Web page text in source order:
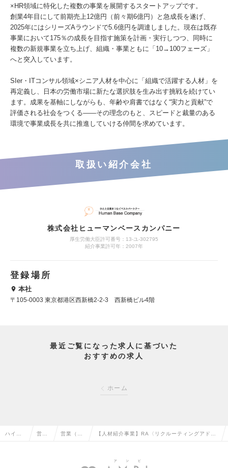
×HR領域に特化した複数の事業を展開するスタートアップです。
創業4年目にして前期売上12億円（前々期6億円）と急成長を遂げ、
2025年にはシリーズAラウンドで5.6億円を調達しました。現在は既存
事業において175％の成長を目指す施策を計画・実行しつつ、同時に
複数の新規事業を立ち上げ、組織・事業ともに「10→100フェーズ」
へと突入しています。
SIer・ITコンサル領域×シニア人材を中心に「組織で活躍する人材」を
再定義し、日本の労働市場に新たな選択肢を生み出す挑戦を続けてい
ます。成果を基軸にしながらも、年齢や肩書ではなく“実力と貢献”で
評価される社会をつくる――その理念のもと、スピードと裁量のある
環境で事業成長を共に推進していける仲間を求めています。
取扱い紹介会社
株式会社ヒューマンベースカンパニー
厚生労働大臣許可番号：13-ユ-302795
紹介事業許可年：2007年
登録場所
本社
〒105-0003 東京都港区西新橋2-2-3 西新橋ビル4階
最近ご覧になった求人に基づいた
おすすめの求人
ホーム
ハイク 営業 営業（法 【人材紹介事業】RA〈リクルーティングアドバ
構築◆リモートの求人情報